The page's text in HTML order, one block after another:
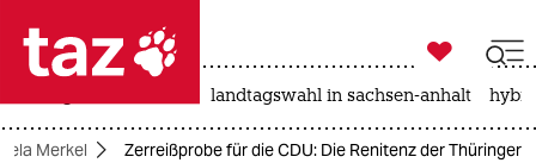
 taz zahl ich
taz zahl ich

taz zahl ich
landtagswahl in sachsen-anhalt
Merkel Zerreißprobe für die CDU: Die Renitenz der Thüringer